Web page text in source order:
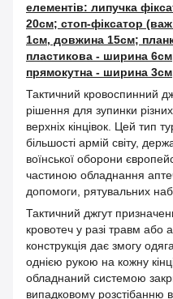
елементів: липучка
20см; стоп-фіксатор
1см, довжина 15см;
пластикова - ширина
прямокутна - ширина
Тактичний кровоспинний
рішення для зупинки
верхніх кінцівок. Цей тип
більшості армій світу,
воїнської оборони
частиною обладнання
допомоги, рятувальних
Тактичний джгут
кровотеч у разі травм або
конструкція дає змогу
однією рукою на кожну
обладнаний системою
випадковому розстібанню